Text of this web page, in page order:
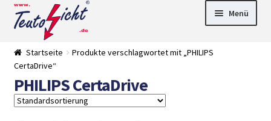
Zur
Navigation
springen
Springe
zum
Menü
►
Startseite
Produkte verschlagwortet mit „PHILIPS
CertaDrive“
PHILIPS CertaDrive